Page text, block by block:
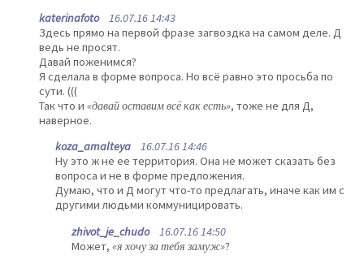
katerinafoto16.07.16 14:43
Здесь прямо на первой фразе загвоздка на самом деле. Д
ведь не просят.
Давай поженимся?
Я сделала в форме вопроса. Но всё равно это просьба по
сути. (((
Так что и «давай оставим всё как есть», тоже не для Д,
наверное.
koza_amalteya 16.07.16 14:46
Ну это ж не ее территория. Она не может сказать без
вопроса и не в форме предложения.
Думаю, что и Д могут что-то предлагать, иначе как им с
другими людьми коммуницировать.
zhivot_je_chudo16.07.16 14:50
Может, «я хочу за тебя замуж»?